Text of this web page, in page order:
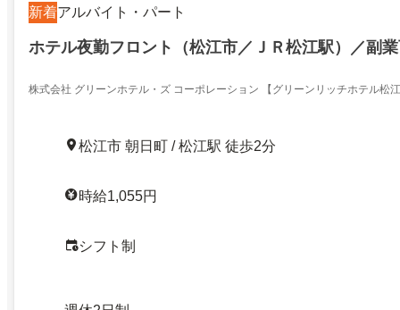
新着アルバイト・パート
ホテル夜勤フロント（松江市／ＪＲ松江駅）／副
株式会社 グリーンホテル・ズ コーポレーション 【グリーンリッチホテル松
松江市 朝日町 / 松江駅 徒歩2分
時給1,055円
シフト制